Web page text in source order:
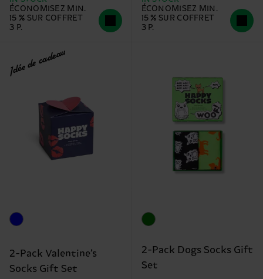
ÉCONOMISEZ MIN.
15 % SUR COFFRET
3 P.
ÉCONOMISEZ MIN.
15 % SUR COFFRET
3 P.
Idée de cadeau
2-Pack Valentine’s
Socks Gift Set
2-Pack Dogs Socks Gift
Set